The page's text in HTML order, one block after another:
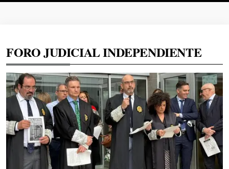
FORO JUDICIAL INDEPENDIENTE